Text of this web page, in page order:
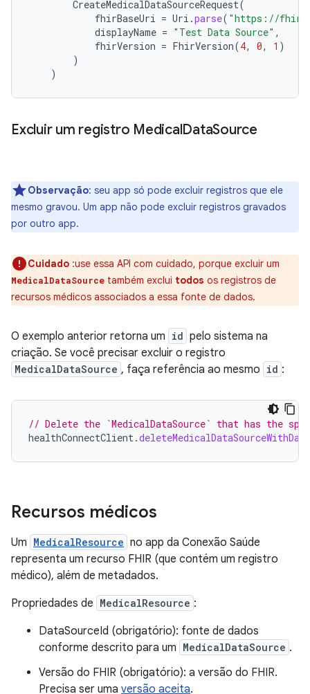
CreateMedicalDataSourceRequest(
fhirBaseUri = Uri .parse( "https://
displayName = "Test Data Source" ,
fhirVersion = FhirVersion(4, 0, 1 )
)
)
Excluir um registro MedicalDataSource
Observação: seu app só pode excluir registros que ele
mesmo gravou. Um app não pode excluir registros gravados
por outro app.
Cuidado :use essa API com cuidado, porque excluir um
MedicalDataSource também exclui todos os registros de
recursos médicos associados a essa fonte de dados.
O exemplo anterior retorna um id pelo sistema na
criação. Se você precisar excluir o registro
MedicalDataSource , faça referência ao mesmo id :
// Delete the `MedicalDataSource` that has the
healthConnectClient.deleteMedicalDataSourceWithData
Recursos médicos
Um MedicalResource no app da Conexão Saúde
representa um recurso FHIR (que contém um registro
médico), além de metadados.
Propriedades de MedicalResource :
DataSourceId (obrigatório): fonte de dados
conforme descrito para um MedicalDataSource .
Versão do FHIR (obrigatório): a versão do FHIR.
Precisa ser uma versão aceita.